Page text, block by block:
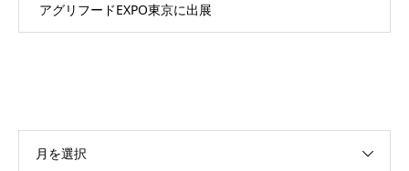
アグリフードEXPO東京に出展
月を選択